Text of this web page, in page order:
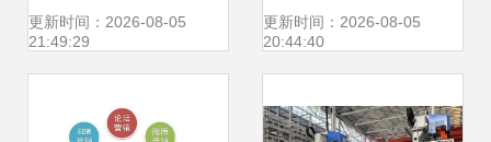
击信息安全方案，
更新时间：2026-08-05
21:49:29
更新时间：2026-08-05
20:44:40